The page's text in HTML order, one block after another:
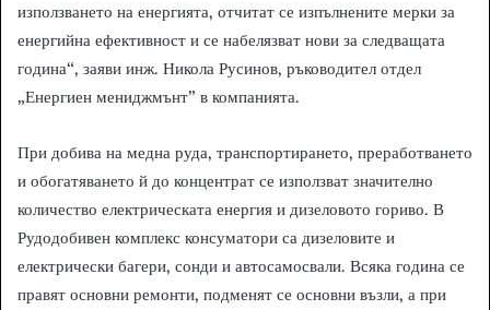
използването на енергията, отчитат се изпълнените мерки за
енергийна ефективност и се набелязват нови за следващата
година“, заяви инж. Никола Русинов, ръководител отдел
„Енергиен мениджмънт” в компанията.
При добива на медна руда, транспортирането, преработването
и обогатяването й до концентрат се използват значително
количество електрическата енергия и дизеловото гориво. В
Рудодобивен комплекс консуматори са дизеловите и
електрически багери, сонди и автосамосвали. Всяка година се
правят основни ремонти, подменят се основни възли, а при